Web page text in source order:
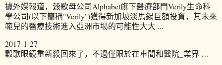
據外媒報道，穀歌母公司Alphabet旗下醫療部門Verily生命科
學公司(以下簡稱"Verily")獲得新加坡淡馬錫巨額投資，其未來
範兒的醫療技術進入亞洲市場的可能性大大 ...
2017-1-27
穀歌眼鏡重新殺回來了，不過僅限於在車間和醫院_業界 …